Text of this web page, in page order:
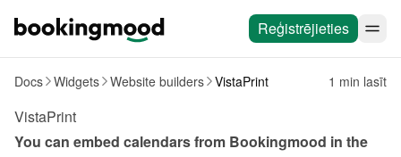
Reģistrējieties
Docs Widgets Website builders VistaPrint 1 min lasīt
VistaPrint
You can embed calendars from Bookingmood in the